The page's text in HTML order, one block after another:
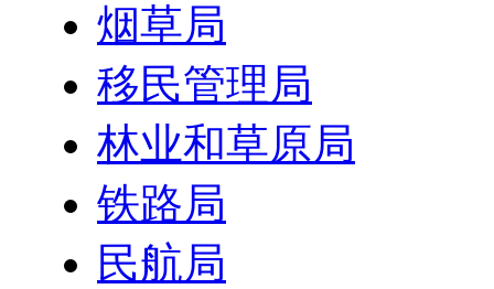
烟草局
移民管理局
林业和草原局
铁路局
民航局